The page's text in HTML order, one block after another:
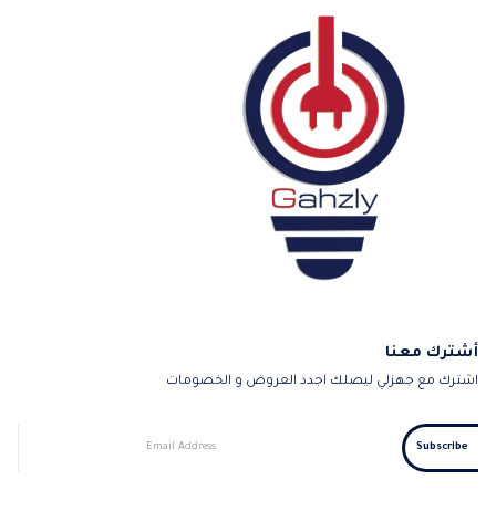
أشترك معنا
اشترك مع جهزلي ليصلك اجدد العروض و الخصومات